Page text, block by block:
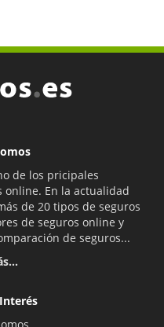
de los pricipales
En la actualidad
de 20 tipos de seguros
de seguros online y
de seguros...